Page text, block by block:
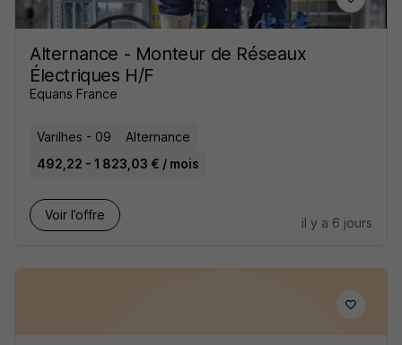
Alternance - Monteur de Réseaux
Électriques H/F
Equans France
Varilhes - 09
Alternance
492,22 - 1 823,03 € / mois
Voir l’offre
il y a 6 jours